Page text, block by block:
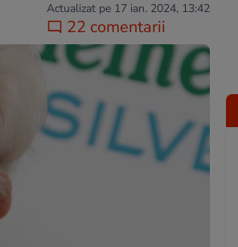
Actualizat pe 17 ian. 2024, 13:42
22 comentarii